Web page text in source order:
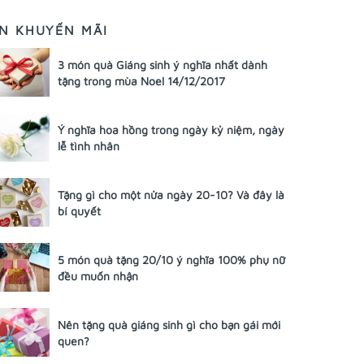
KHUYẾN MÃI
3 món quà Giáng sinh ý nghĩa nhất dành
tặng trong mùa Noel 14/12/2017
Ý nghĩa hoa hồng trong ngày kỷ niệm, ngày
lễ tình nhân
Tặng gì cho một nửa ngày 20-10? Và đây là
bí quyết
5 món quà tặng 20/10 ý nghĩa 100% phụ nữ
đều muốn nhận
Nên tặng quà giáng sinh gì cho bạn gái mới
quen?